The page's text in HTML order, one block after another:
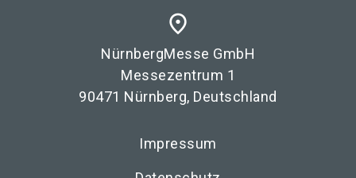
place
NürnbergMesse GmbH
Messezentrum 1
90471 Nürnberg, Deutschland
Impressum